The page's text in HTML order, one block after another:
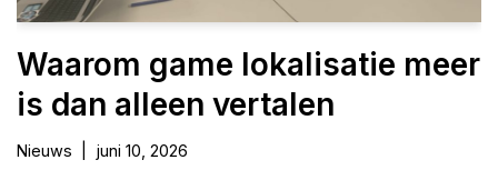
Waarom game lokalisatie meer
is dan alleen vertalen
Nieuws juni 10, 2026